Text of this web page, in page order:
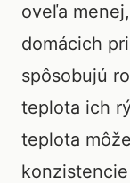
oveľa
domácich
spôsobujú
teplota ich
teplota